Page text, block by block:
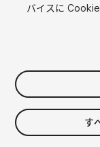
$25
消費税は決済時に計
バイスに
す